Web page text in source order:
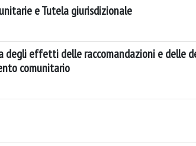
e Tutela giurisdizionale
degli effetti delle raccomandazioni e delle
comunitario